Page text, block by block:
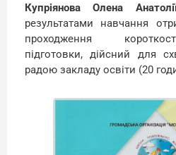
Купріянова Олена
результатами навчання
проходження
підготовки, дійсний для
радою закладу освіти (20